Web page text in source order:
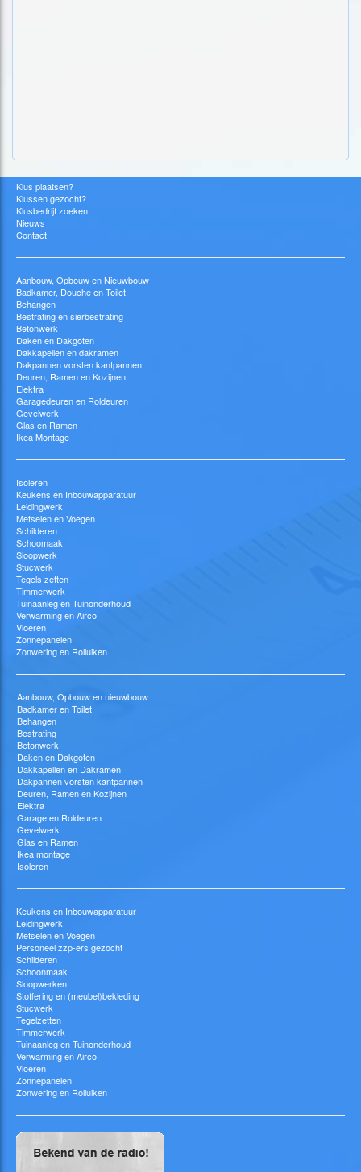
Klus plaatsen?
Klussen gezocht?
Klusbedrijf zoeken
Nieuws
Contact
Aanbouw, Opbouw en Nieuwbouw
Badkamer, Douche en Toilet
Behangen
Bestrating en sierbestrating
Betonwerk
Daken en Dakgoten
Dakkapellen en dakramen
Dakpannen vorsten kantpannen
Deuren, Ramen en Kozijnen
Elektra
Garagedeuren en Roldeuren
Gevelwerk
Glas en Ramen
Ikea Montage
Isoleren
Keukens en Inbouwapparatuur
Leidingwerk
Metselen en Voegen
Schilderen
Schoomaak
Sloopwerk
Stucwerk
Tegels zetten
Timmerwerk
Tuinaanleg en Tuinonderhoud
Verwarming en Airco
Vloeren
Zonnepanelen
Zonwering en Rolluiken
Aanbouw, Opbouw en nieuwbouw
Badkamer en Toilet
Behangen
Bestrating
Betonwerk
Daken en Dakgoten
Dakkapellen en Dakramen
Dakpannen vorsten kantpannen
Deuren, Ramen en Kozijnen
Elektra
Garage en Roldeuren
Gevelwerk
Glas en Ramen
Ikea montage
Isoleren
Keukens en Inbouwapparatuur
Leidingwerk
Metselen en Voegen
Personeel zzp-ers gezocht
Schilderen
Schoonmaak
Sloopwerken
Stoffering en (meubel)bekleding
Stucwerk
Tegelzetten
Timmerwerk
Tuinaanleg en Tuinonderhoud
Verwarming en Airco
Vloeren
Zonnepanelen
Zonwering en Rolluiken